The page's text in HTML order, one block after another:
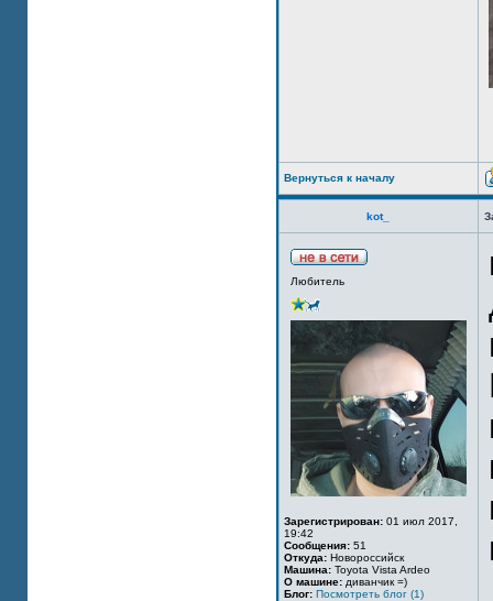
Вернуться к началу
kot_
Любитель
Зарегистрирован: 01 июл 2017,
19:42
Сообщения: 51
Откуда: Новороссийск
Машина: Toyota Vista Ardeo
О машине: диванчик =)
Блог: Посмотреть блог (1)